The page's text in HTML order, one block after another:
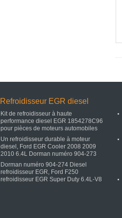
Refroidisseur EGR diesel
Kit de refroidisseur à haute
performance diesel EGR 1854278C96
pour pièces de moteurs automobiles
Un refroidisseur durable à moteur
diesel, Ford EGR Cooler 2008 2009
2010 6.4L Dorman numéro 904-273
Dorman numéro 904-274 Diesel
refroidisseur EGR, Ford F250
refroidisseur EGR Super Duty 6.4L-V8